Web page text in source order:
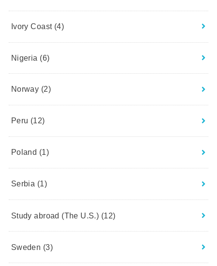
Ivory Coast (4)
Nigeria (6)
Norway (2)
Peru (12)
Poland (1)
Serbia (1)
Study abroad (The U.S.) (12)
Sweden (3)